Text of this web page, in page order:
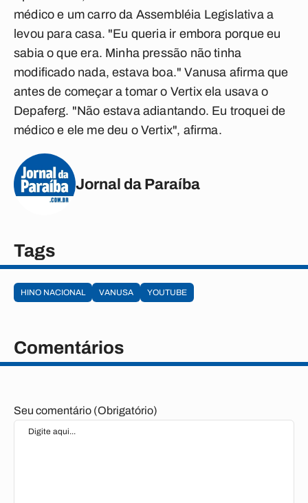
médico e um carro da Assembléia Legislativa a
levou para casa. "Eu queria ir embora porque eu
sabia o que era. Minha pressão não tinha
modificado nada, estava boa." Vanusa afirma que
antes de começar a tomar o Vertix ela usava o
Depaferg. "Não estava adiantando. Eu troquei de
médico e ele me deu o Vertix", afirma.
Jornal da Paraíba
Tags
HINO NACIONAL VANUSA YOUTUBE
Comentários
Seu comentário (Obrigatório)